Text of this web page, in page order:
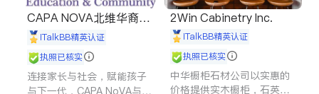
CAPA NOVA北维华裔家
长会iTalkBB精英认证
执照已核实
连接家长与社会，赋能孩子
与下一代，CAPA NoVA与您
2Win Cabinetry Inc.
iTalkBB精英认证
执照已核实
中华橱柜石材公司以实惠的
价格提供实木橱柜，石英石